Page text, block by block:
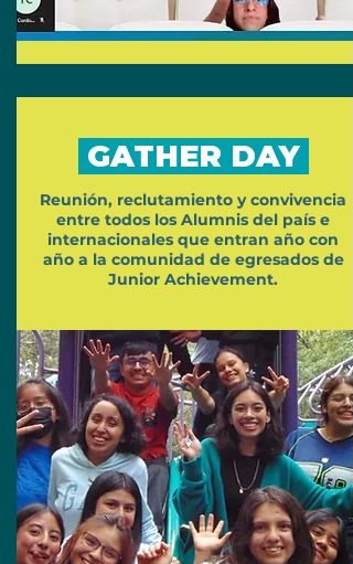
GATHER DAY
Reunión, reclutamiento y convivencia
entre todos los Alumnis del país e
internacionales que entran año con
año a la comunidad de egresados de
Junior Achievement.